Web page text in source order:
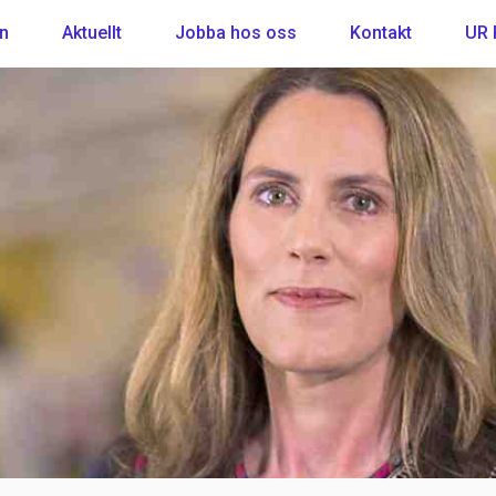
Aktuellt Jobba hos oss Kontakt UR